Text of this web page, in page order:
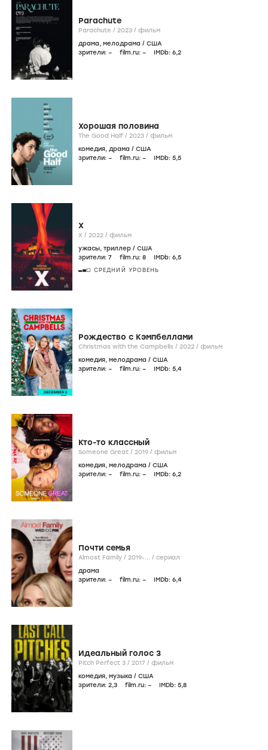
Parachute
Parachute / 2023 / фильм
драма, мелодрама / США
зрители: – film.ru: – IMDb: 6,2
Хорошая половина
The Good Half / 2023 / фильм
комедия, драма / США
зрители: – film.ru: – IMDb: 5,5
X
X / 2022 / фильм
ужасы, триллер / США
зрители: 7 film.ru: 8 IMDb: 6,5
СРЕДНИЙ УРОВЕНЬ
Рождество с Кэмпбеллами
Christmas with the Campbells / 2022 / фильм
комедия, мелодрама / США
зрители: – film.ru: – IMDb: 5,4
Кто-то классный
Someone Great / 2019 / фильм
комедия, мелодрама / США
зрители: – film.ru: – IMDb: 6,2
Почти семья
Almost Family / 2019-... / сериал
драма
зрители: – film.ru: – IMDb: 6,4
Идеальный голос 3
Pitch Perfect 3 / 2017 / фильм
комедия, музыка / США
зрители: 2,3 film.ru: – IMDb: 5,8